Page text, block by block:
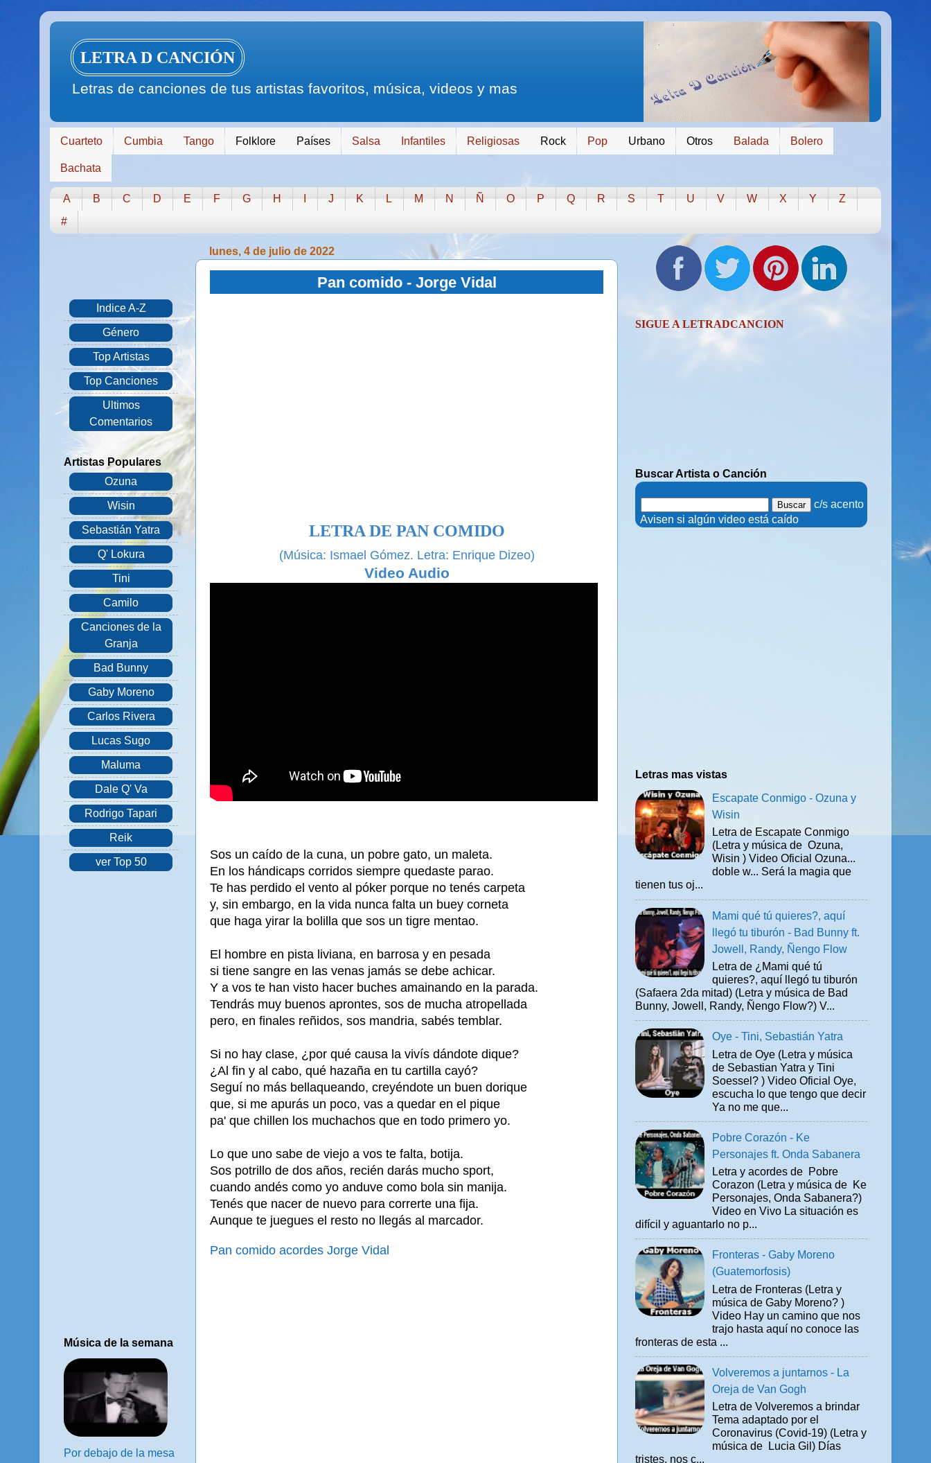
LETRA D CANCIÓN
Letras de canciones de tus artistas favoritos, música, videos y mas
Cuarteto Cumbia Tango Folklore Países Salsa Infantiles Religiosas Rock Pop Urbano Otros Balada Bolero
Bachata
A B C D E F G H J K L M N Ñ O P Q R S T U V W X Y
Z
#
lunes, 4 de julio de 2022
Pan comido - Jorge Vidal
LETRA DE PAN COMIDO
(Música: Ismael Gómez. Letra: Enrique Dizeo)
Video Audio
Sos un caído de la cuna, un pobre gato, un maleta.
En los hándicaps corridos siempre quedaste parao.
Te has perdido el vento al póker porque no tenés carpeta
y, sin embargo, en la vida nunca falta un buey corneta
que haga yirar la bolilla que sos un tigre mentao.
El hombre en pista liviana, en barrosa y en pesada
si tiene sangre en las venas jamás se debe achicar.
Y a vos te han visto hacer buches amainando en la parada.
Tendrás muy buenos aprontes, sos de mucha atropellada
pero, en finales reñidos, sos mandria, sabés temblar.
Si no hay clase, ¿por qué causa la vivís dándote dique?
¿Al fin y al cabo, qué hazaña en tu cartilla cayó?
Seguí no más bellaqueando, creyéndote un buen dorique
que, si me apurás un poco, vas a quedar en el pique
pa' que chillen los muchachos que en todo primero yo.
Lo que uno sabe de viejo a vos te falta, botija.
Sos potrillo de dos años, recién darás mucho sport,
cuando andés como yo anduve como bola sin manija.
Tenés que nacer de nuevo para correrte una fija.
Aunque te juegues el resto no llegás al marcador.
Pan comido acordes Jorge Vidal
Indice A-Z
Género
Top Artistas
Top Canciones
Ultimos
Comentarios
Artistas Populares
Ozuna
Wisin
Sebastián Yatra
Q' Lokura
Tini
Camilo
Canciones de la
Granja
Bad Bunny
Gaby Moreno
Carlos Rivera
Lucas Sugo
Maluma
Dale Q' Va
Rodrigo Tapari
Reik
ver Top 50
Música de la semana
Por debajo de la mesa
SIGUE A LETRADCANCION
Buscar Artista o Canción
c/s acento
. Avisen si algún video está caído
Letras mas vistas
Escapate Conmigo - Ozuna y
Wisin
Letra de Escapate Conmigo
(Letra y música de Ozuna,
Wisin ) Video Oficial Ozuna...
doble w... Será la magia que
tienen tus oj...
Mami qué tú quieres?, aquí
llegó tu tiburón - Bad Bunny ft.
Jowell, Randy, Ñengo Flow
Letra de ¿Mami qué tú
quieres?, aquí llegó tu tiburón
(Safaera 2da mitad) (Letra y música de Bad
Bunny, Jowell, Randy, Ñengo Flow?) V...
Oye - Tini, Sebastián Yatra
Letra de Oye (Letra y música
de Sebastian Yatra y Tini
Soessel? ) Video Oficial Oye,
escucha lo que tengo que decir
Ya no me que...
Pobre Corazón - Ke
Personajes ft. Onda Sabanera
Letra y acordes de Pobre
Corazon (Letra y música de Ke
Personajes, Onda Sabanera?)
Video en Vivo La situación es
difícil y aguantarlo no p...
Fronteras - Gaby Moreno
(Guatemorfosis)
Letra de Fronteras (Letra y
música de Gaby Moreno? )
Video Hay un camino que nos
trajo hasta aquí no conoce las
fronteras de esta ...
Volveremos a juntarnos - La
Oreja de Van Gogh
Letra de Volveremos a brindar
Tema adaptado por el
Coronavirus (Covid-19) (Letra y
música de Lucia Gil) Días
tristes, nos c...